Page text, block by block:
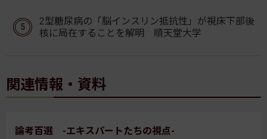
2型糖尿病の「脳インスリン抵抗性」が視床下部後
核に局在することを解明 順天堂大学
関連情報・資料
論考百選 -エキスパートたちの視点-